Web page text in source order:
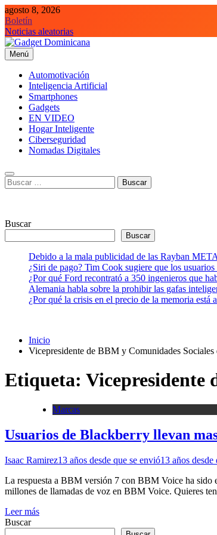
Saltar
al
contenido
agosto 8, 2026
Boletín
Noticias aleatorias
Gadget Dominicana
Gadgets, Autos y Tecnología de consumo
Menú
Automotivación
Inteligencia Artificial
Smartphones
Gadgets
EN VIDEO
Hogar Inteligente
Ciberseguridad
Nomadas Digitales
Buscar:
Buscar
Buscar
Debido a la mala publicidad de las Rayban
¿Siri de pago? Tim Cook sugiere que los
¿Por qué Ford recontrató a 350 ingenieros que
Alemania habla sobre la prohibir las gafas
¿Por qué la crisis en el precio de la memoria está
Inicio
Vicepresidente de BBM y Comunidades
Etiqueta: Vicepresidente
Marcas
Usuarios de Blackberry llevan
Isaac Ramirez13 años desde que se envió13 años
La respuesta a BBM versión 7 con BBM Voice ha sido
millones de llamadas de voz en BBM Voice. Quieres
Leer más
Buscar